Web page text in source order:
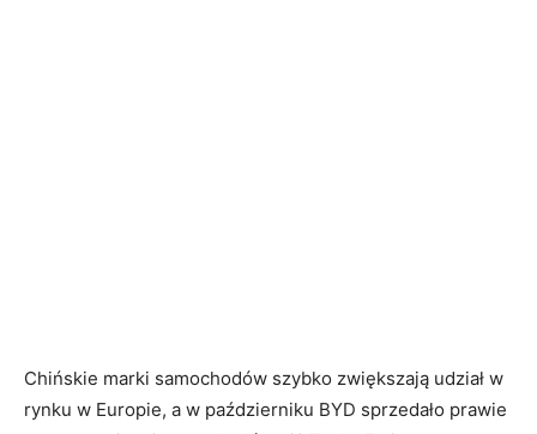
Chińskie marki samochodów szybko zwiększają udział w
rynku w Europie, a w październiku BYD sprzedało prawie